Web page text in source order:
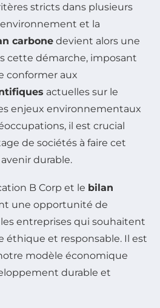
stricts dans plusieurs
et la
carbone devient alors une
cette démarche, imposant
conformer aux
actuelles sur le
enjeux environnementaux
il est crucial
de sociétés à faire cet
durable.
B Corp et le bilan
une opportunité de
entreprises qui souhaitent
éthique et responsable. Il est
modèle économique
durable et